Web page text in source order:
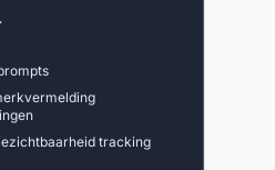
tracking